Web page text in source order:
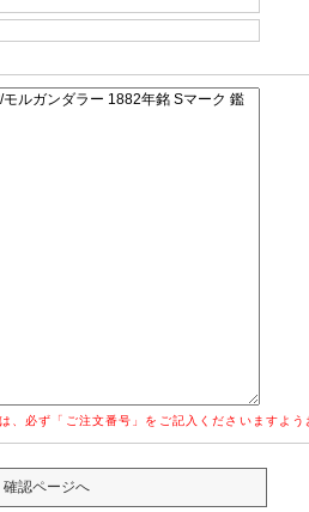
必ず「ご注文番号」をご記入くださいますよう